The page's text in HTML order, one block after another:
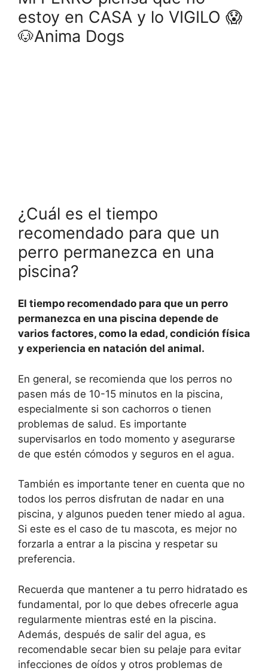
estoy en CASA y lo VIGILO 😱
🐶Anima Dogs
¿Cuál es el tiempo
recomendado para que un
perro permanezca en una
piscina?
El tiempo recomendado para que un perro
permanezca en una piscina depende de
varios factores, como la edad, condición física
y experiencia en natación del animal.
En general, se recomienda que los perros no
pasen más de 10-15 minutos en la piscina,
especialmente si son cachorros o tienen
problemas de salud. Es importante
supervisarlos en todo momento y asegurarse
de que estén cómodos y seguros en el agua.
También es importante tener en cuenta que no
todos los perros disfrutan de nadar en una
piscina, y algunos pueden tener miedo al agua.
Si este es el caso de tu mascota, es mejor no
forzarla a entrar a la piscina y respetar su
preferencia.
Recuerda que mantener a tu perro hidratado es
fundamental, por lo que debes ofrecerle agua
regularmente mientras esté en la piscina.
Además, después de salir del agua, es
recomendable secar bien su pelaje para evitar
infecciones de oídos y otros problemas de